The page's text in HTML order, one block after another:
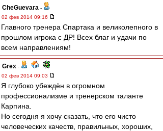
CheGuevara -
02 фев 2014 09:16
Главного тренера Спартака и великолепного в
прошлом игрока с ДР! Всех благ и удачи по
всем направлениям!
Grex -
02 фев 2014 09:03
Я глубоко убеждён в огромном
профессионализме и тренерском таланте
Карпина.
Но сегодня я хочу сказать, что его чисто
человеческих качеств, правильных, хороших,